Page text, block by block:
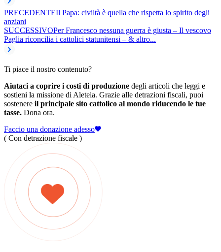
PRECEDENTEIl Papa: civiltà è quella che rispetta lo spirito degli
anziani
SUCCESSIVOPer Francesco nessuna guerra è giusta – Il vescovo
Paglia riconcilia i cattolici statunitensi – & altro...
Ti piace il nostro contenuto?
Aiutaci a coprire i costi di produzione degli articoli che leggi e
sostieni la missione di Aleteia. Grazie alle detrazioni fiscali, puoi
sostenere il principale sito cattolico al mondo riducendo le tue
tasse. Dona ora.
Faccio una donazione adesso
( Con detrazione fiscale )